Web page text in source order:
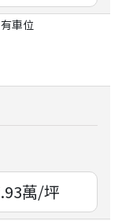
有車位
萬/坪